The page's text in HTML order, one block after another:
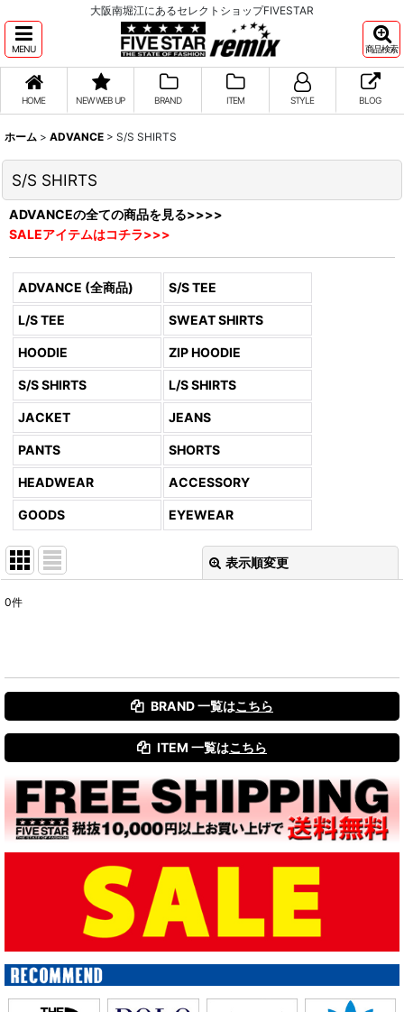
大阪南堀江にあるセレクトショップFIVESTAR
MENU 商品検索
HOME NEW WEB UP BRAND ITEM STYLE BLOG
ホーム > ADVANCE > S/S SHIRTS
S/S SHIRTS
ADVANCEの全ての商品を見る>>>>
SALEアイテムはコチラ>>>
ADVANCE (全商品) S/S TEE
L/S TEE SWEAT SHIRTS
HOODIE ZIP HOODIE
S/S SHIRTS L/S SHIRTS
JACKET JEANS
PANTS SHORTS
HEADWEAR ACCESSORY
GOODS EYEWEAR
表示順変更
絞り込む
0件
BRAND 一覧はこちら
ITEM 一覧はこちら